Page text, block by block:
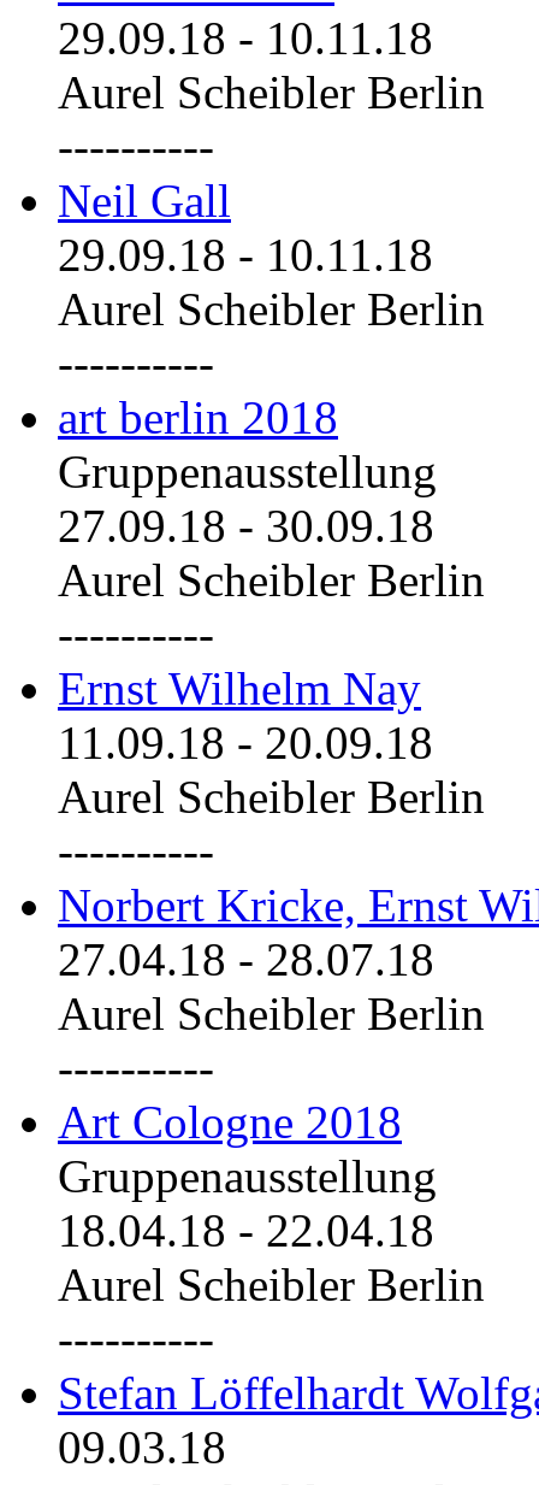
29.09.18 - 10.11.18
Aurel Scheibler Berlin
----------
Neil Gall
29.09.18 - 10.11.18
Aurel Scheibler Berlin
----------
art berlin 2018
Gruppenausstellung
27.09.18 - 30.09.18
Aurel Scheibler Berlin
----------
Ernst Wilhelm Nay
11.09.18 - 20.09.18
Aurel Scheibler Berlin
----------
Norbert Kricke, Ernst
27.04.18 - 28.07.18
Aurel Scheibler Berlin
----------
Art Cologne 2018
Gruppenausstellung
18.04.18 - 22.04.18
Aurel Scheibler Berlin
----------
Stefan Löffelhardt
09.03.18